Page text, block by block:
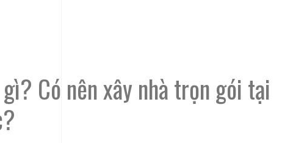
Có nên xây nhà trọn gói tại